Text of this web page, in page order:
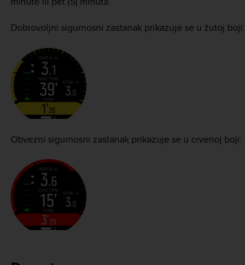
Dobrovoljni sigurnosni zastanak prikazuje se u žutoj boji:
Obvezni sigurnosni zastanak prikazuje se u crvenoj boji: